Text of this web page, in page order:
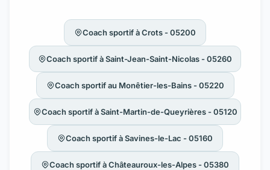
Coach sportif à Crots - 05200
Coach sportif à Saint-Jean-Saint-Nicolas - 05260
Coach sportif au Monêtier-les-Bains - 05220
Coach sportif à Saint-Martin-de-Queyrières - 05120
Coach sportif à Savines-le-Lac - 05160
Coach sportif à Châteauroux-les-Alpes - 05380